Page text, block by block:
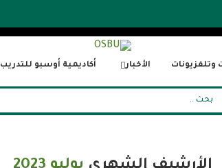
أكاديمية أوسبو للتدريب الأخبار وتلفزيونات